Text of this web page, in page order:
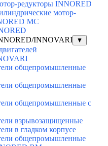
редукторы INNORED
мотор-
MC
INNOVARI
▼
общепромышленные
общепромышленные
общепромышленные с
взрывозащищенные
в гладком корпусе
общепромышленные